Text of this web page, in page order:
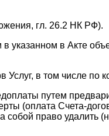
гл. 26.2 НК РФ).
в Акте
в том числе по
путем
(оплата Счета-
право удалить